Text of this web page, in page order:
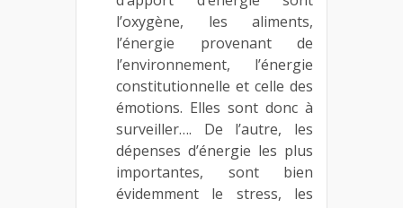
l’oxygène, les aliments,
l’énergie provenant de
l’environnement, l’énergie
constitutionnelle et celle des
émotions. Elles sont donc à
surveiller…. De l’autre, les
dépenses d’énergie les plus
importantes, sont bien
évidemment le stress, les